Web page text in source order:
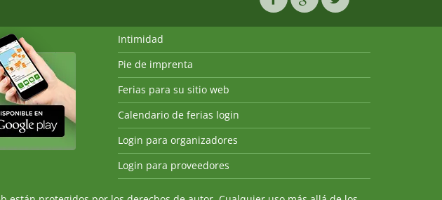
Intimidad
Pie de imprenta
Ferias para su sitio web
Calendario de ferias login
Login para organizadores
Login para proveedores